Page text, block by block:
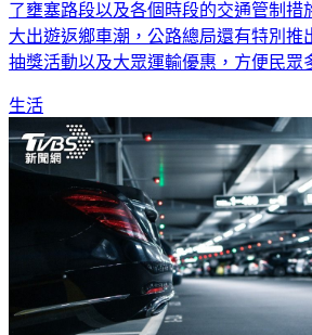
了壅塞路段以及各個時段的交通管制措
大出遊返鄉車潮，公路總局還有特別推
抽獎活動以及大眾運輸優惠，方便民眾
生活